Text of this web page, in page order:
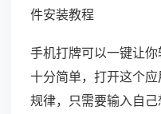
件安装教程
手机打牌可以一键让
十分简单，打开这个
规律，只需要输入自